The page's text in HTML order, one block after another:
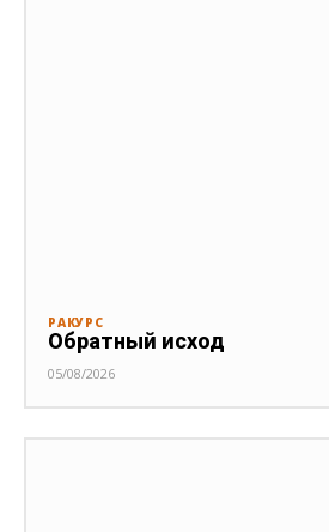
РАКУРС
Обратный исход
05/08/2026